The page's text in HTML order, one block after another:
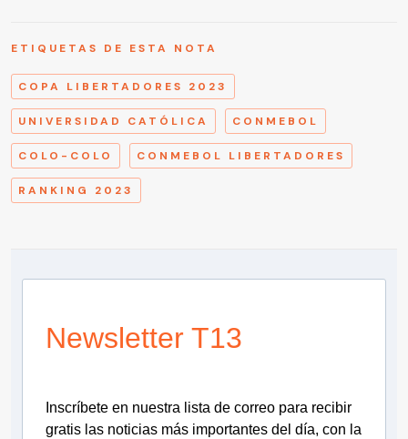
ETIQUETAS DE ESTA NOTA
COPA LIBERTADORES 2023
UNIVERSIDAD CATÓLICA CONMEBOL
COLO-COLO CONMEBOL LIBERTADORES
RANKING 2023
Newsletter T13
Inscríbete en nuestra lista de correo para recibir
gratis las noticias más importantes del día, con la